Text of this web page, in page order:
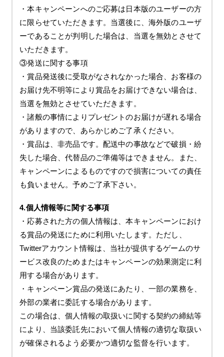
・本キャンペーンへのご応募は日本版のユーザーの方
に限らせていただきます。当選後に、海外版のユーザ
ーであることが判明した場合は、当選を無効とさせて
いただきます。
③発送に関する事項
・賞品発送後に受取がなされなかった場合、お客様の
お届け先不明等により賞品をお届けできない場合は、
当選を無効とさせていただきます。
・諸般の事情によりプレゼントのお届けが遅れる場合
がありますので、あらかじめご了承ください。
・賞品は、非売品です。配送中の事故などで破損・紛
失した場合、代替品のご準備等はできません。また、
キャンペーンによるものですので損害についての責任
も負いません。予めご了承下さい。
4.個人情報等に関する事項
・応募された方の個人情報は、本キャンペーンにおけ
る賞品の発送にために利用いたします。ただし、
Twitterアカウント情報は、当社が提供するゲームのサ
ービス改良のためまたはキャンペーンの効果測定に利
用する場合があります。
・キャンペーン賞品の発送にあたり、一部の業務を、
外部の業者に委託する場合があります。
この場合は、個人情報の取扱いに関する契約の締結等
により、当該委託先において個人情報の適切な取扱い
が確保されるよう必要かつ適切な監督を行います。